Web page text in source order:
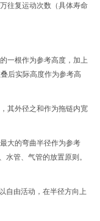
往复运动次数（具体寿命
一根作为参考高度，加上
后实际高度作为参考高
其外径之和作为拖链内宽
大的弯曲半径作为参考
水管、气管的放置原则。
自由活动，在半径方向上